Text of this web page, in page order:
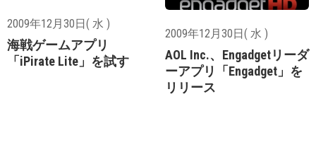
2009年12月30日( 水 )
海戦ゲームアプリ
「iPirate Lite」を試す
2009年12月30日( 水 )
AOL Inc.、Engadgetリーダ
ーアプリ「Engadget」を
リリース